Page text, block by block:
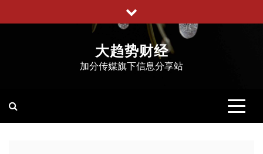
至
大趋势财经
加分传媒旗下信息分享站